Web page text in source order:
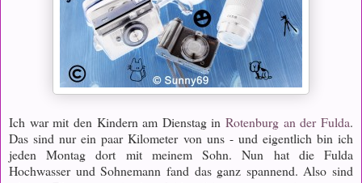
Ich war mit den Kindern am Dienstag inRotenburg an der Fulda.
Das sind nur ein paar Kilometer von uns - und eigentlich bin ich
jeden Montag dort mit meinem Sohn. Nun hat die Fulda
Hochwasser und Sohnemann fand das ganz spannend. Also sind